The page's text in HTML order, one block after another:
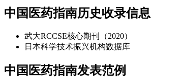
中国医药指南历史收录信息
武大RCCSE核心期刊（2020）
日本科学技术振兴机构数据库
中国医药指南发表范例